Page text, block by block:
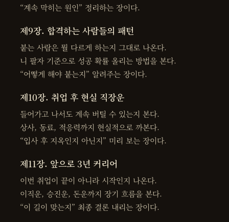
“계속 막히는 원인” 정리하는 장이다.
제9장. 합격하는 사람들의 패턴
붙는 사람은 뭘 다르게 하는지 그대로 나온다.
니 팔자 기준으로 성공 확률 올리는 방법을 본다.
“어떻게 해야 붙는지” 알려주는 장이다.
제10장. 취업 후 현실 직장운
들어가고 나서도 계속 버틸 수 있는지 본다.
상사, 동료, 적응력까지 현실적으로 까본다.
“입사 후 지옥인지 아닌지” 미리 보는 장이다.
제11장. 앞으로 3년 커리어
이번 취업이 끝이 아니라 시작인지 나온다.
이직운, 승진운, 돈운까지 장기 흐름을 본다.
“이 길이 맞는지” 최종 결론 내리는 장이다.